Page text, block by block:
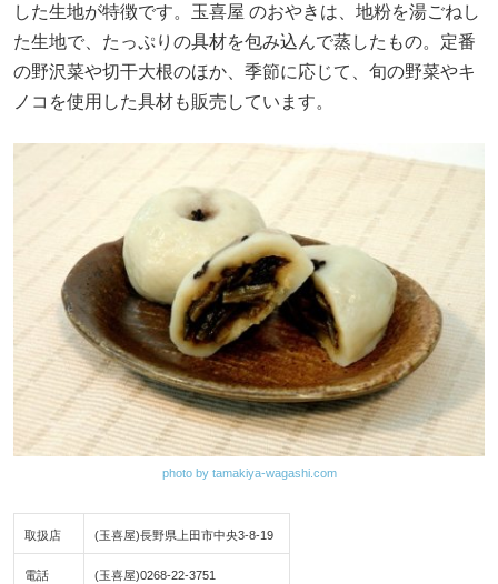
した生地が特徴です。玉喜屋 のおやきは、地粉を湯ごねし
た生地で、たっぷりの具材を包み込んで蒸したもの。定番
の野沢菜や切干大根のほか、季節に応じて、旬の野菜やキ
ノコを使用した具材も販売しています。
photo by tamakiya-wagashi.com
取扱店 (玉喜屋)長野県上田市中央3-8-19
電話 (玉喜屋)0268-22-3751